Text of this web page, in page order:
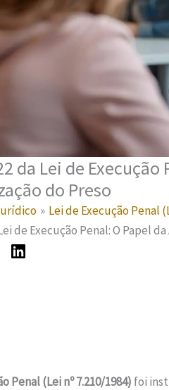
da Lei de Execução
do Preso
Lei de Execução Penal
de Execução Penal: O Papel
Penal (Lei nº 7.210/1984) foi